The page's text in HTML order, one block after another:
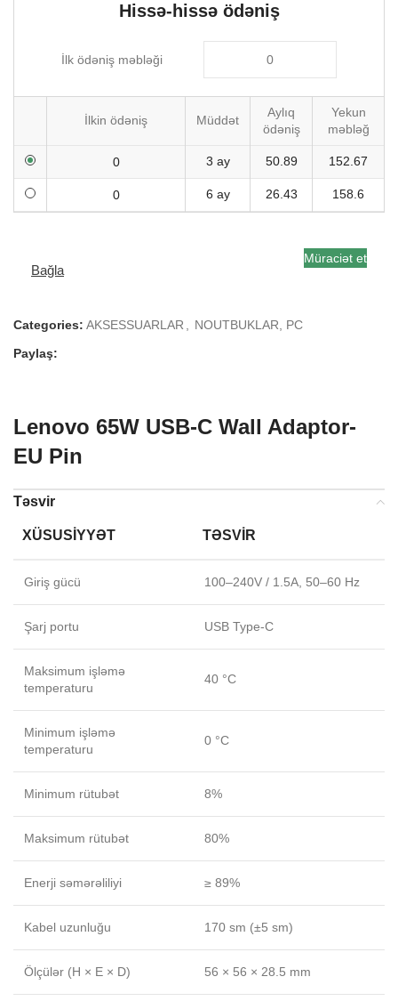
Hissə-hissə ödəniş
İlk ödəniş məbləği
İlkin ödəniş Müddət
Aylıq
ödəniş
Yekun
məbləğ
3 ay 50.89 152.67
6 ay 26.43 158.6
Bağla
Müraciət et
Categories: AKSESSUARLAR
NOUTBUKLAR, PC
Paylaş:
Lenovo 65W USB-C Wall Adaptor-
EU Pin
Təsvir
XÜSUSIYYƏT TƏSVIR
Giriş gücü 100–240V / 1.5A, 50–60 Hz
Şarj portu USB Type-C
Maksimum işləmə
temperaturu
40 °C
Minimum işləmə
temperaturu
0 °C
Minimum rütubət 8%
Maksimum rütubət 80%
Enerji səmərəliliyi ≥ 89%
Kabel uzunluğu 170 sm (±5 sm)
Ölçülər (H × E × D) 56 × 56 × 28.5 mm